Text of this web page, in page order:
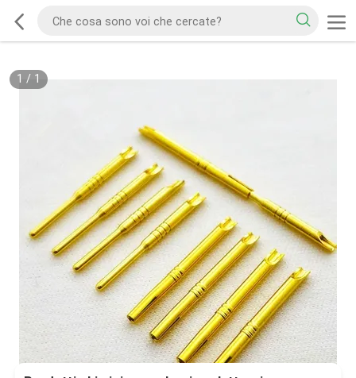
1 / 1